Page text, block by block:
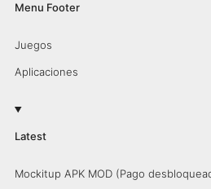
Menu Footer
Juegos
Aplicaciones
Latest
Mockitup APK MOD (Pago